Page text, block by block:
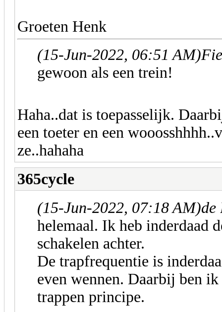
Groeten Henk
(15-Jun-2022, 06:51 AM)
gewoon als een trein!
Haha..dat is toepasselijk.
een toeter en een
ze..hahaha
365cycle
(15-Jun-2022, 07:18 AM)de
helemaal. Ik heb inderdaad
schakelen achter.
De trapfrequentie is
even wennen. Daarbij ben
trappen principe.